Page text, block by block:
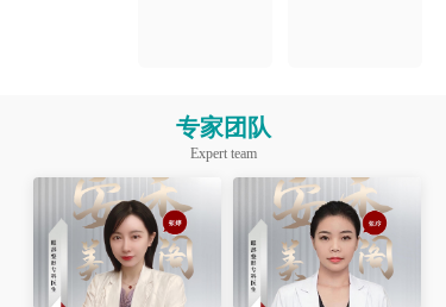
专家团队
Expert team